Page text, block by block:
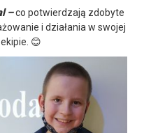
–co potwierdzają zdobyte
i działania w swojej
😊